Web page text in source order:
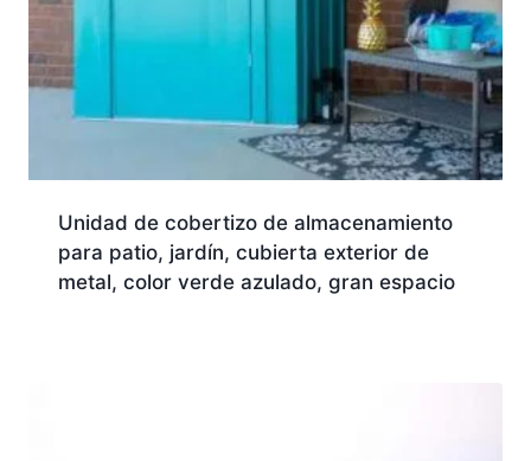
Unidad de cobertizo de almacenamiento
para patio, jardín, cubierta exterior de
metal, color verde azulado, gran espacio